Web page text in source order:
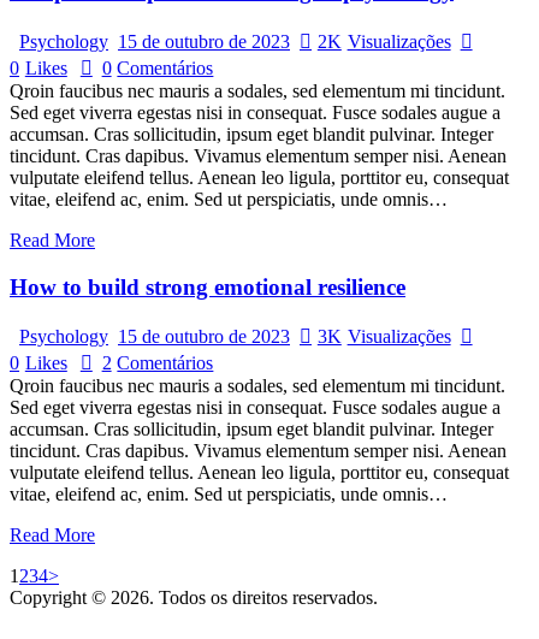
Psychology 15 de outubro de 2023 2K Visualizações
0 Likes 0 Comentários
Qroin faucibus nec mauris a sodales, sed elementum mi tincidunt.
Sed eget viverra egestas nisi in consequat. Fusce sodales augue a
accumsan. Cras sollicitudin, ipsum eget blandit pulvinar. Integer
tincidunt. Cras dapibus. Vivamus elementum semper nisi. Aenean
vulputate eleifend tellus. Aenean leo ligula, porttitor eu, consequat
vitae, eleifend ac, enim. Sed ut perspiciatis, unde omnis…
Read More
How to build strong emotional resilience
Psychology 15 de outubro de 2023 3K Visualizações
0 Likes 2 Comentários
Qroin faucibus nec mauris a sodales, sed elementum mi tincidunt.
Sed eget viverra egestas nisi in consequat. Fusce sodales augue a
accumsan. Cras sollicitudin, ipsum eget blandit pulvinar. Integer
tincidunt. Cras dapibus. Vivamus elementum semper nisi. Aenean
vulputate eleifend tellus. Aenean leo ligula, porttitor eu, consequat
vitae, eleifend ac, enim. Sed ut perspiciatis, unde omnis…
Read More
1 234>
Copyright © 2026. Todos os direitos reservados.